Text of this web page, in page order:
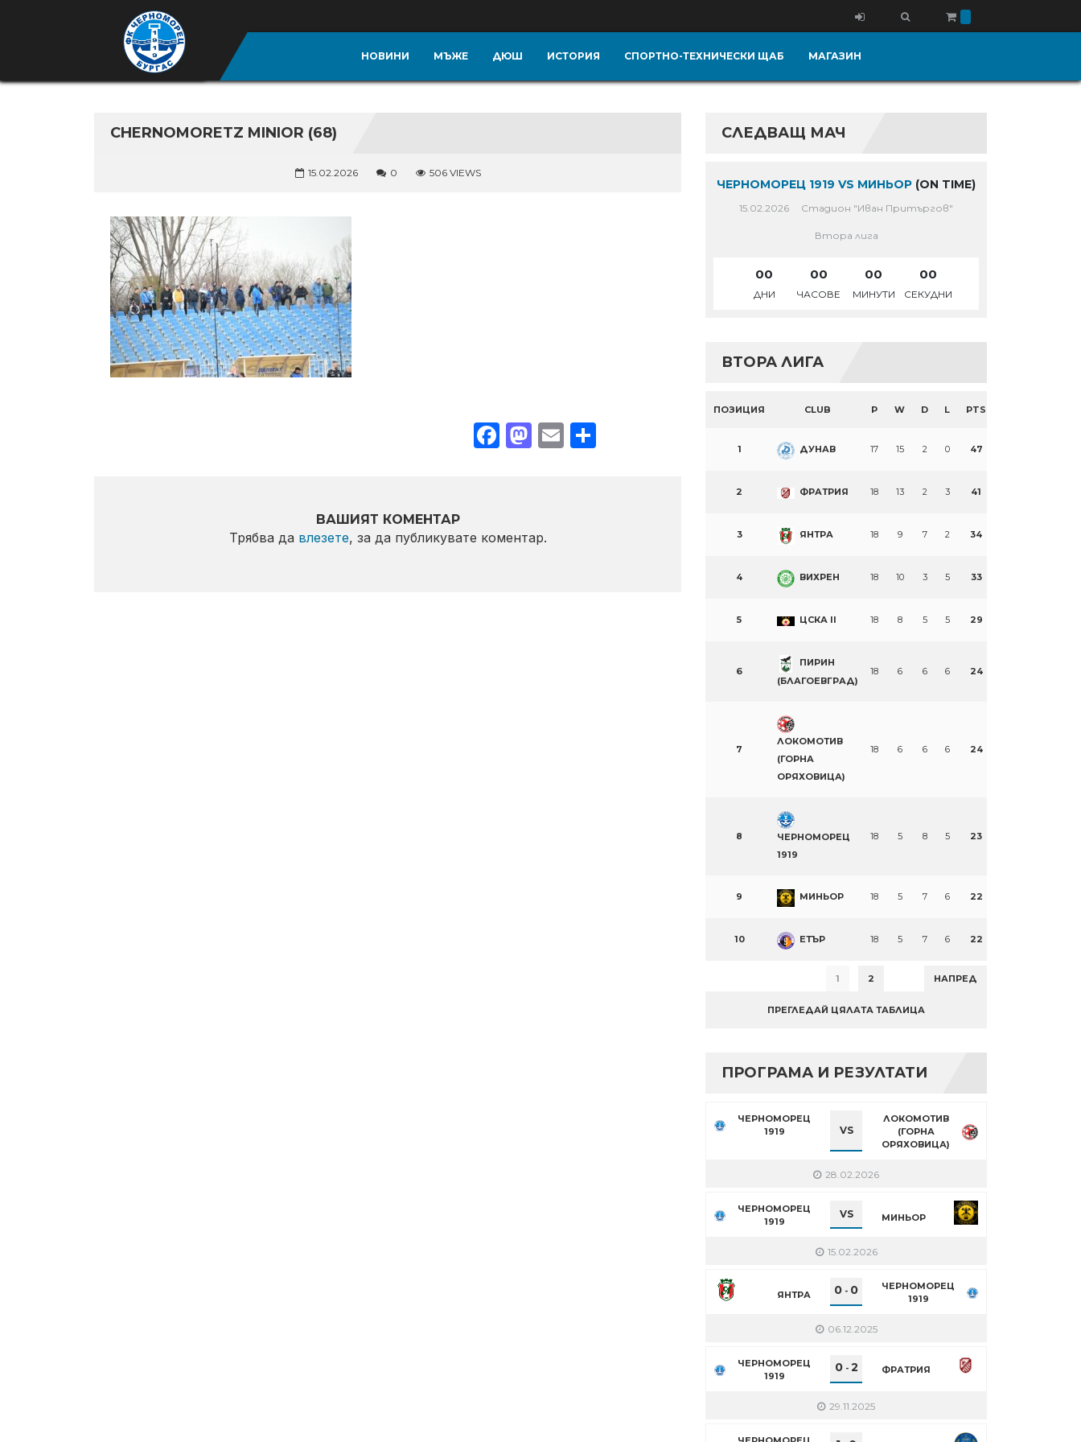
НОВИНИ МЪЖЕ ДЮШ ИСТОРИЯ СПОРТНО-ТЕХНИЧЕСКИ ЩАБ МАГАЗИН
CHERNOMORETZ MINIOR (68)
15.02.2026 0 506 VIEWS
Facebook
Mastodon
EmailShare
ВАШИЯТ КОМЕНТАР
Трябва да влезете, за да публикувате коментар.
СЛЕДВАЩ МАЧ
ЧЕРНОМОРЕЦ 1919 VS МИНЬОР (ON TIME)
15.02.2026 Стадион "Иван Притъргов"
Втора лига
00
ДНИ
00
ЧАСОВЕ
00
МИНУТИ
00
СЕКУДНИ
ВТОРА ЛИГА
ПОЗИЦИЯ CLUB P W D L PTS
1 ДУНАВ 17 15 2 0 47
2 ФРАТРИЯ 18 13 2 3 41
3 ЯНТРА 18 9 7 2 34
4 ВИХРЕН 18 10 3 5 33
5 ЦСКА II 18 8 5 5 29
6
ПИРИН
(БЛАГОЕВГРАД)
18 6 6 6 24
7
ЛОКОМОТИВ
(ГОРНА
ОРЯХОВИЦА)
18 6 6 6 24
8
ЧЕРНОМОРЕЦ
1919
18 5 8 5 23
9 МИНЬОР 18 5 7 6 22
10 ЕТЪР 18 5 7 6 22
1 2 НАПРЕД
ПРЕГЛЕДАЙ ЦЯЛАТА ТАБЛИЦА
ПРОГРАМА И РЕЗУЛТАТИ
ЧЕРНОМОРЕЦ
1919
VS
ЛОКОМОТИВ
(ГОРНА
ОРЯХОВИЦА)
28.02.2026
ЧЕРНОМОРЕЦ
1919
VS МИНЬОР
15.02.2026
ЯНТРА 0 - 0
ЧЕРНОМОРЕЦ
1919
06.12.2025
ЧЕРНОМОРЕЦ
1919
0- 2 ФРАТРИЯ
29.11.2025